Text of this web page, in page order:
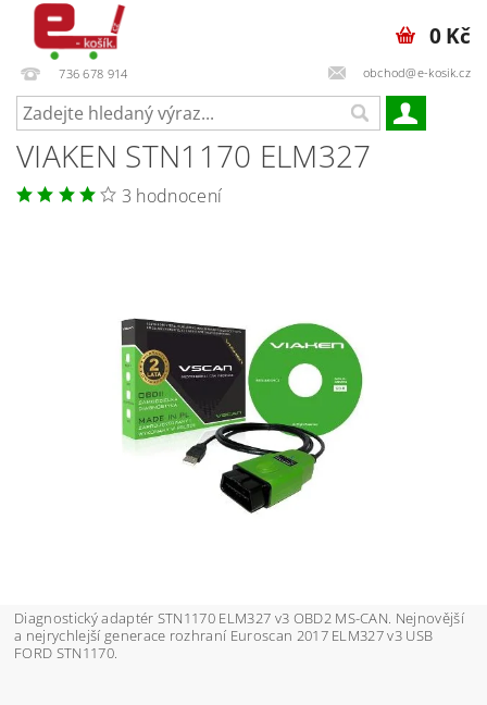
736 678 914 obchod@e-kosik.cz
0 Kč
VIAKEN STN1170 ELM327
3 hodnocení
Diagnostický adaptér STN1170 ELM327 v3 OBD2 MS-CAN. Nejnovější
a nejrychlejší generace rozhraní Euroscan 2017 ELM327 v3 USB
FORD STN1170.